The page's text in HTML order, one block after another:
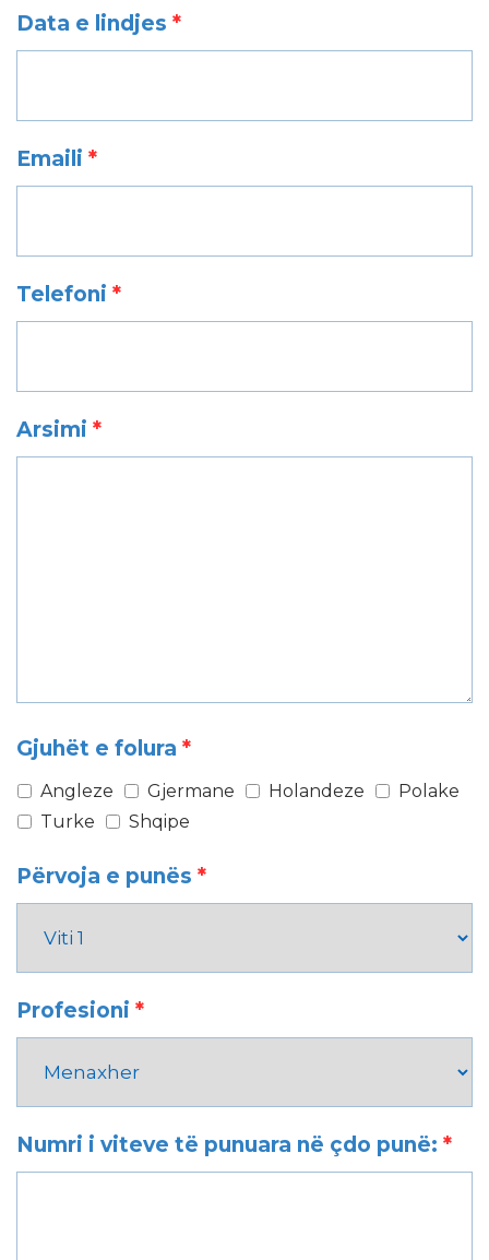
Data e lindjes *
Emaili *
Telefoni *
Arsimi *
Gjuhët e folura *
Angleze Gjermane Holandeze
Polake
Turke
Shqipe
Përvoja e punës *
Profesioni *
Numri i viteve të punuara në çdo punë: *